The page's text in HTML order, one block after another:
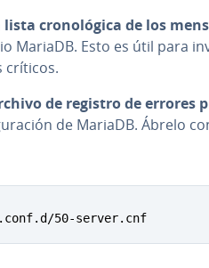
lista cro­no­ló­gi­ca de los
MariaDB. Esto es útil para
críticos.
de registro de errores
de MariaDB. Ábrelo
50-server.cnf